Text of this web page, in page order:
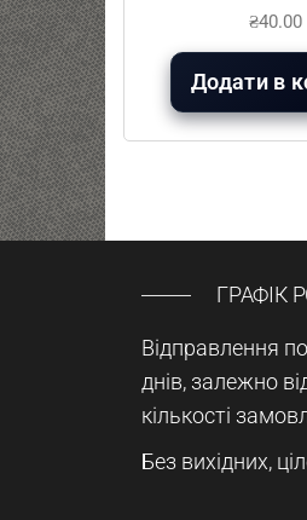
₴40.00
Додати в
ГРАФІК
Відправлення
днів, залежно
кількості
Без вихідних,